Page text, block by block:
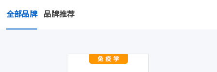
全部品牌 品牌推荐